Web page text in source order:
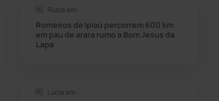
Sudoeste Baiano (1530)
Rúbia em:
Romeiros de Ipiaú percorrem 600 km
em pau de arara rumo a Bom Jesus da
Lapa
Lúcia em: